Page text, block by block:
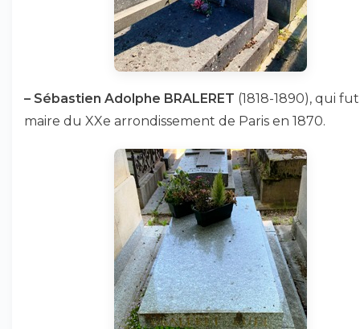
– Sébastien Adolphe BRALERET (1818-1890), qui fut
maire du XXe arrondissement de Paris en 1870.